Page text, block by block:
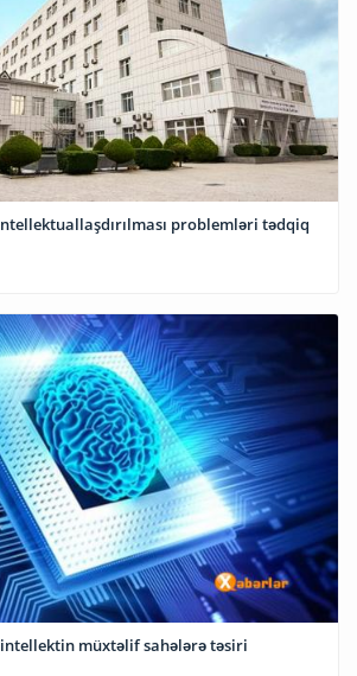
problemləri tədqiq
müxtəlif sahələrə təsiri